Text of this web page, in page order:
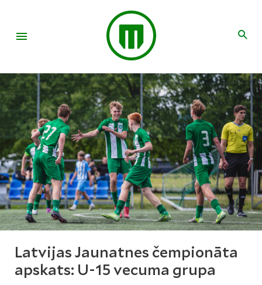
Latvijas Jaunatnes čempionāta
apskats: U-15 vecuma grupa